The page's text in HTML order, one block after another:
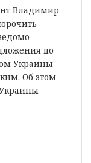
Владимир
по
Украины
Об этом